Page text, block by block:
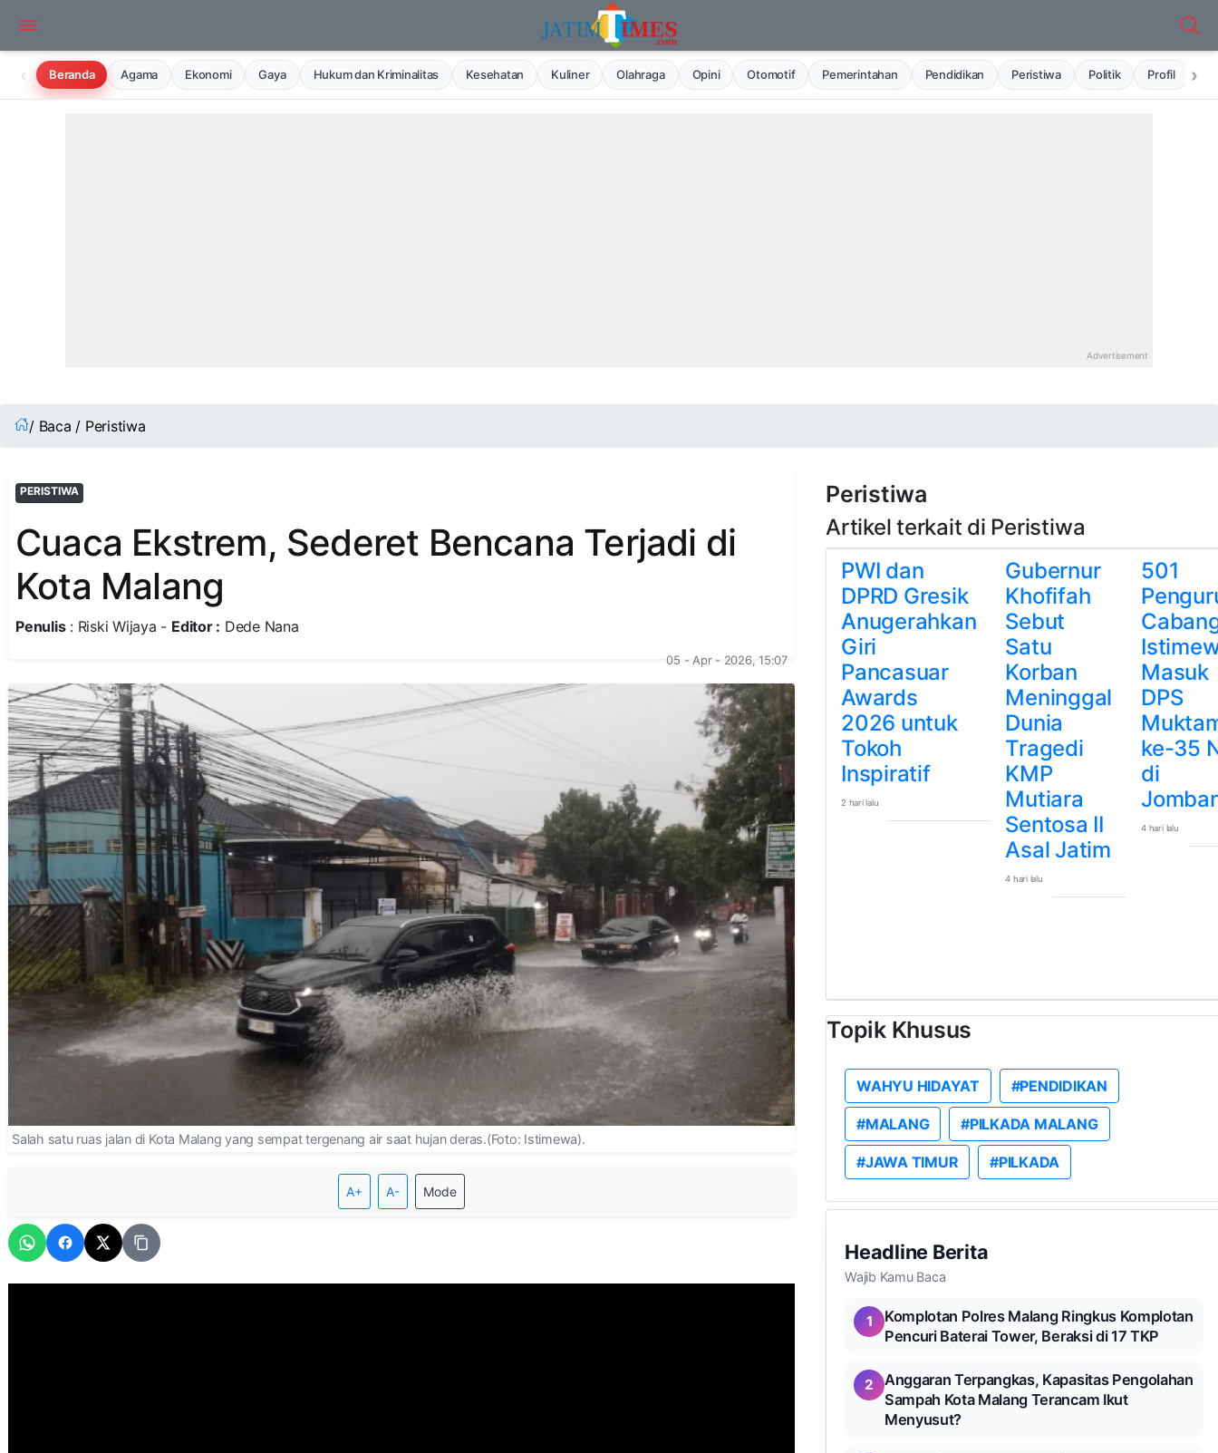
‹ Beranda Agama Ekonomi Gaya Hukum dan Kriminalitas Kesehatan Kuliner Olahraga Opini Otomotif Pemerintahan Pendidikan Peristiwa Politik Profil ›
/ Baca / Peristiwa
PERISTIWA
Cuaca Ekstrem, Sederet Bencana Terjadi di
Kota Malang
Penulis: Riski Wijaya - Editor : Dede Nana
05 - Apr - 2026, 15:07
Salah satu ruas jalan di Kota Malang yang sempat tergenang air saat hujan deras.(Foto: Istimewa).
A+ A- Mode
Peristiwa
Artikel terkait di Peristiwa
PWI dan
DPRD Gresik
Anugerahkan
Giri
Pancasuar
Awards
2026 untuk
Tokoh
Inspiratif
2 hari lalu
Gubernur
Khofifah
Sebut
Satu
Korban
Meninggal
Dunia
Tragedi
KMP
Mutiara
Sentosa II
Asal Jatim
4 hari lalu
501
Masuk
DPS
ke-35
di
4 hari lalu
Topik Khusus
WAHYU HIDAYAT #PENDIDIKAN
#MALANG #PILKADA MALANG
#JAWA TIMUR #PILKADA
Headline Berita
Wajib Kamu Baca
1
Komplotan Polres Malang Ringkus Komplotan
Pencuri Baterai Tower, Beraksi di 17 TKP
2
Anggaran Terpangkas, Kapasitas Pengolahan
Sampah Kota Malang Terancam Ikut
Menyusut?